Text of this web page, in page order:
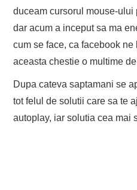
duceam cursorul mouse-ului
dar acum a inceput sa ma
cum se face, ca facebook
aceasta chestie o multime
Dupa cateva saptamani se
tot felul de solutii care sa te
autoplay, iar solutia cea mai